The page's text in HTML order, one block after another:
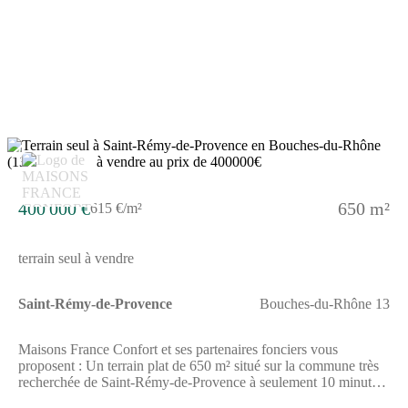
4
400 000 €615 €/m² 650 m²
terrain seul à vendre
Saint-Rémy-de-Provence Bouches-du-Rhône 13
Maisons France Confort et ses partenaires fonciers vous
proposent : Un terrain plat de 650 m² situé sur la commune très
recherchée de Saint-Rémy-de-Provence à seulement 10 minutes